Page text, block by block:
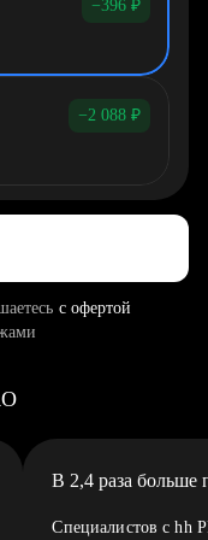
−396 ₽
−2 088 ₽
с офертой
В 2,4 раза больше
Специалистов с hh